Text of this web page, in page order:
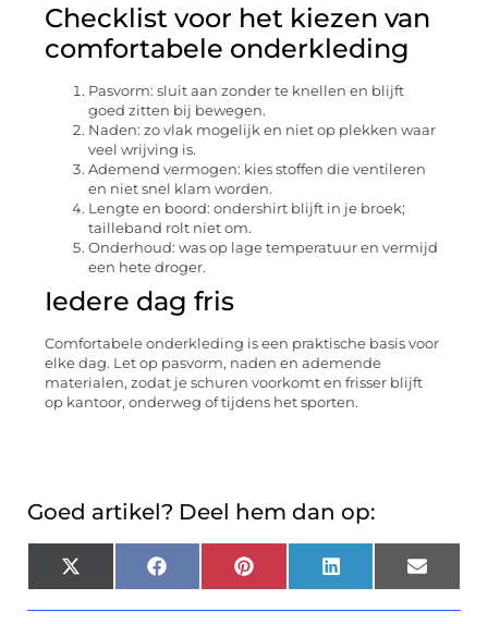
Checklist voor het kiezen van
comfortabele onderkleding
Pasvorm: sluit aan zonder te knellen en blijft
goed zitten bij bewegen.
Naden: zo vlak mogelijk en niet op plekken waar
veel wrijving is.
Ademend vermogen: kies stoffen die ventileren
en niet snel klam worden.
Lengte en boord: ondershirt blijft in je broek;
tailleband rolt niet om.
Onderhoud: was op lage temperatuur en vermijd
een hete droger.
Iedere dag fris
Comfortabele onderkleding is een praktische basis voor
elke dag. Let op pasvorm, naden en ademende
materialen, zodat je schuren voorkomt en frisser blijft
op kantoor, onderweg of tijdens het sporten.
Goed artikel? Deel hem dan op:
X
(Twitter)
Facebook Pinterest LinkedIn Email